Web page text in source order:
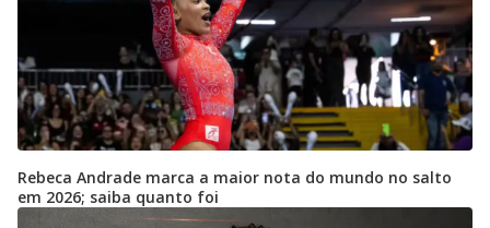
Rebeca Andrade marca a maior nota do mundo no salto
em 2026; saiba quanto foi